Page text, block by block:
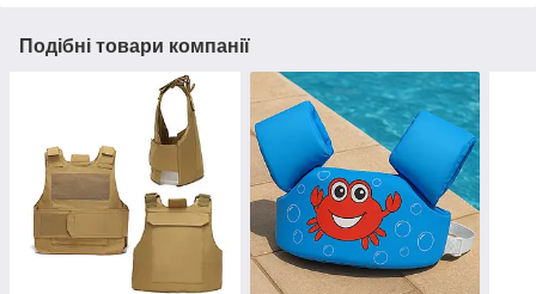
Подібні товари компанії